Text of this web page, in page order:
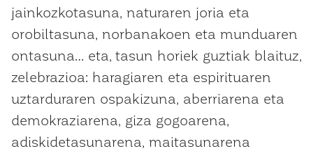
jainkozkotasuna, naturaren joria eta
orobiltasuna, norbanakoen eta munduaren
ontasuna… eta, tasun horiek guztiak blaituz,
zelebrazioa: haragiaren eta espirituaren
uztarduraren ospakizuna, aberriarena eta
demokraziarena, giza gogoarena,
adiskidetasunarena, maitasunarena